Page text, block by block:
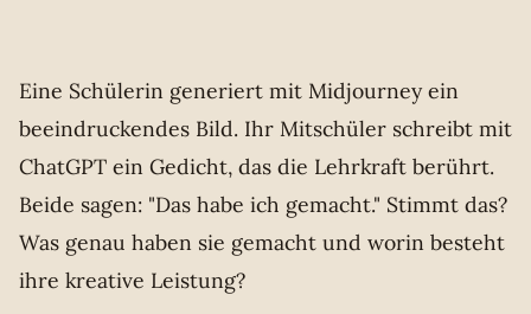
Eine Schülerin generiert mit Midjourney ein
beeindruckendes Bild. Ihr Mitschüler schreibt mit
ChatGPT ein Gedicht, das die Lehrkraft berührt.
Beide sagen: "Das habe ich gemacht." Stimmt das?
Was genau haben sie gemacht und worin besteht
ihre kreative Leistung?